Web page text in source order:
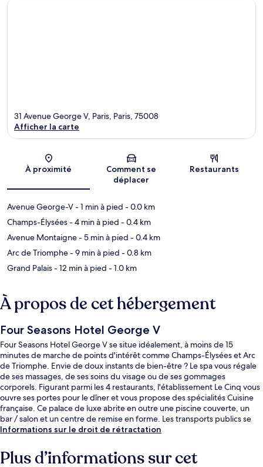
Carte
31 Avenue George V, Paris, Paris, 75008
Afficher la carte
À proximité
Comment se
déplacer
Restaurants
Avenue George-V- 1 min à pied - 0.0 km
Champs-Élysées- 4 min à pied - 0.4 km
Avenue Montaigne- 5 min à pied - 0.4 km
Arc de Triomphe- 9 min à pied - 0.8 km
Grand Palais- 12 min à pied - 1.0 km
À propos de cet hébergement
Four Seasons Hotel George V
Four Seasons Hotel George V se situe idéalement, à moins de 15
minutes de marche de points d'intérêt comme Champs-Élysées et Arc
de Triomphe. Envie de doux instants de bien-être ? Le spa vous régale
de ses massages, de ses soins du visage ou de ses gommages
corporels. Figurant parmi les 4 restaurants, l'établissement Le Cinq vous
ouvre ses portes pour le dîner et vous propose des spécialités Cuisine
française. Ce palace de luxe abrite en outre une piscine couverte, un
bar / salon et un centre de remise en forme. Les transports publics se
situent à une courte distance à pied : Station de métro George V est à 5
Informations sur le droit de rétractation
Plus d’informations sur cet